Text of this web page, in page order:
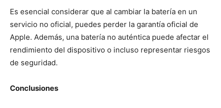
Es esencial considerar que al cambiar la batería en un
servicio no oficial, puedes perder la garantía oficial de
Apple. Además, una batería no auténtica puede afectar el
rendimiento del dispositivo o incluso representar riesgos
de seguridad.
Conclusiones